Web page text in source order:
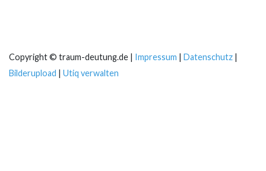
Copyright © traum-deutung.de | Impressum | Datenschutz |
Bilderupload | Utiq verwalten